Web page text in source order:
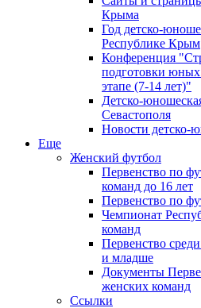
Крыма
Год детско-
Республике Крым
Конференция
подготовки юных
этапе (7-14 лет)"
Детско-
Севастополя
Новости детско-
Еще
Женский футбол
Первенство по
команд до 16 лет
Первенство по
Чемпионат
команд
Первенство
и младше
Документы
женских команд
Ссылки